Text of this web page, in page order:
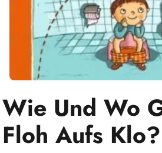
Wie Und Wo
Floh Aufs Klo?